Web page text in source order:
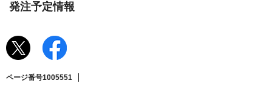
発注予定情報
ページ番号1005551